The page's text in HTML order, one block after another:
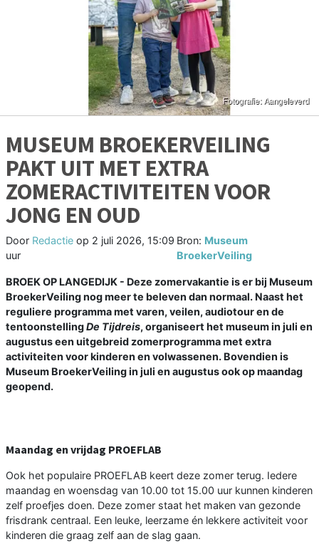
MUSEUM BROEKERVEILING
PAKT UIT MET EXTRA
ZOMERACTIVITEITEN VOOR
JONG EN OUD
Door Redactie op 2 juli 2026, 15:09
uur
Bron: Museum
BroekerVeiling
BROEK OP LANGEDIJK - Deze zomervakantie is er bij Museum
BroekerVeiling nog meer te beleven dan normaal. Naast het
reguliere programma met varen, veilen, audiotour en de
tentoonstellingDe Tijdreis, organiseert het museum in juli en
augustus een uitgebreid zomerprogramma met extra
activiteiten voor kinderen en volwassenen. Bovendien is
Museum BroekerVeiling in juli en augustus ook op maandag
geopend.
Maandag en vrijdag PROEFLAB
Ook het populaire PROEFLAB keert deze zomer terug. Iedere
maandag en woensdag van 10.00 tot 15.00 uur kunnen kinderen
zelf proefjes doen. Deze zomer staat het maken van gezonde
frisdrank centraal. Een leuke, leerzame én lekkere activiteit voor
kinderen die graag zelf aan de slag gaan.